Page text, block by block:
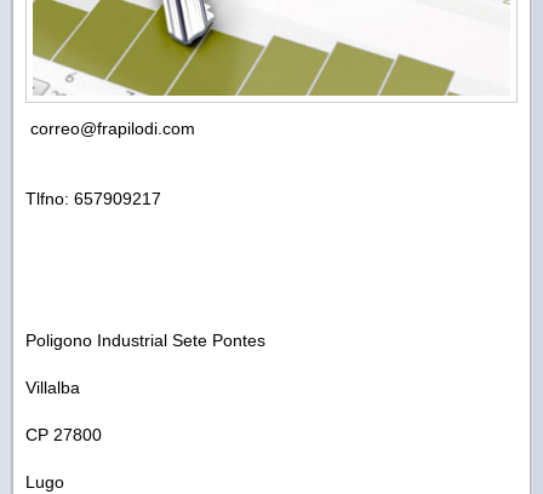
correo@frapilodi.com
Tlfno: 657909217
Poligono Industrial Sete Pontes
Villalba
CP 27800
Lugo